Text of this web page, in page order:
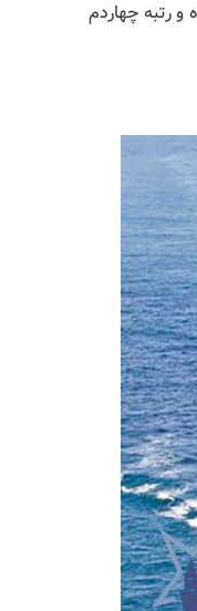
و رتبه چهاردم